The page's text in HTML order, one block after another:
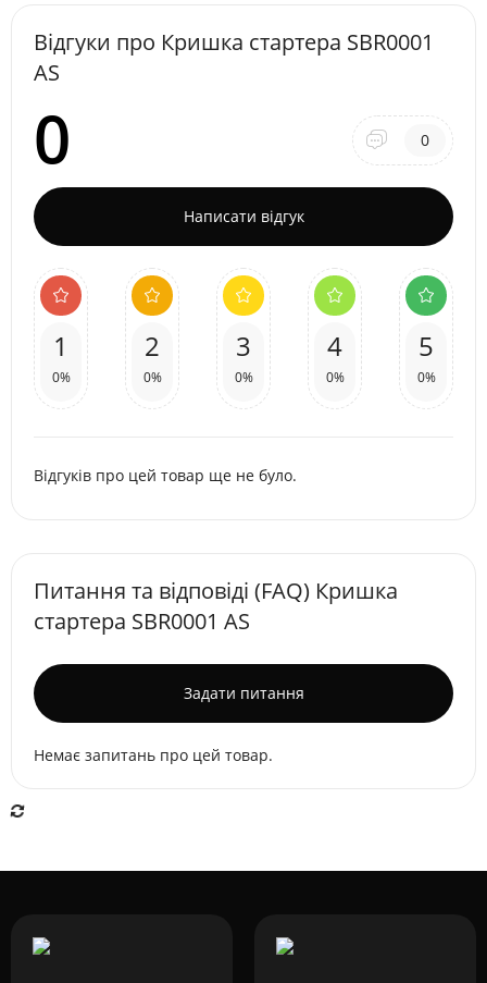
Відгуки про Кришка стартера SBR0001
AS
0 0
Написати відгук
1
0%
2
0%
3
0%
4
0%
5
0%
Відгуків про цей товар ще не було.
Питання та відповіді (FAQ) Кришка
стартера SBR0001 AS
Задати питання
Немає запитань про цей товар.